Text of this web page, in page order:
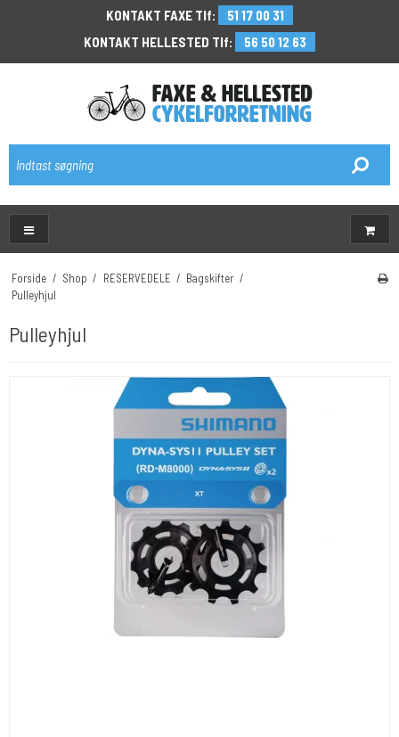
KONTAKT FAXE Tlf:
51 17 00 31
KONTAKT HELLESTED Tlf:
56 50 12 63
Forside / Shop / RESERVEDELE / Bagskifter /
Pulleyhjul
Pulleyhjul